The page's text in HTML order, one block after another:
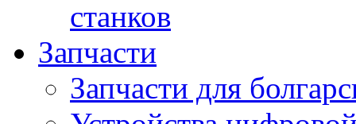
станков
Запчасти
Запчасти для